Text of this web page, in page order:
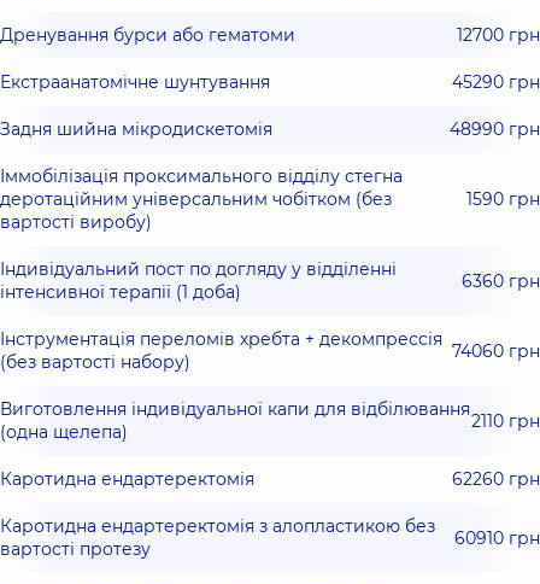
Дренування бурси або гематоми 12700 грн
Екстраанатомічне шунтування 45290 грн
Задня шийна мікродискетомія 48990 грн
Іммобілізація проксимального відділу стегна
деротаційним універсальним чобітком (без
вартості виробу)
1590 грн
Індивідуальний пост по догляду у відділенні
інтенсивної терапії (1 доба)
6360 грн
Інструментація переломів хребта + декомпрессія
(без вартості набору)
74060 грн
Виготовлення індивідуальної капи для відбілювання
(одна щелепа)
2110 грн
Каротидна ендартеректомія 62260 грн
Каротидна ендартеректомія з алопластикою без
вартості протезу
60910 грн